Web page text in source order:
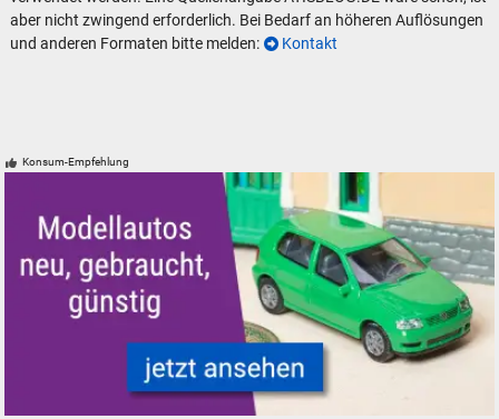
aber nicht zwingend erforderlich. Bei Bedarf an höheren Auflösungen
und anderen Formaten bitte melden:
Kontakt
Konsum-Empfehlung